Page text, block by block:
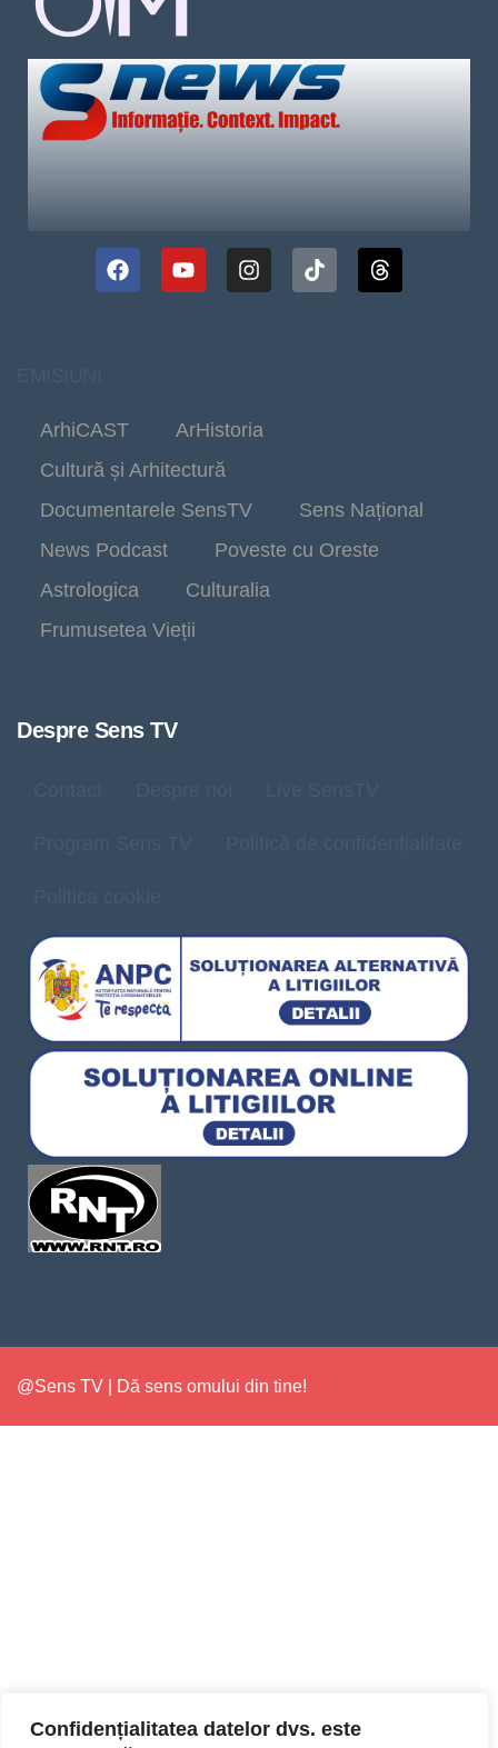
Confidențialitatea datelor dvs. este
ArhiCAST
ArHistoria
Cultură și Arhitectură
Documentarele SensTV
Sens Național
News Podcast
Poveste cu Oreste
Astrologica
Culturalia
Frumusetea Vieții
Despre Sens TV
@Sens TV | Dă sens omului din tine!